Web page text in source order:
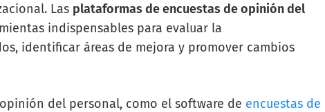
Las plataformas de encuestas de opinión del
indispensables para evaluar la
identificar áreas de mejora y promover cambios
del personal, como el software de encuestas de